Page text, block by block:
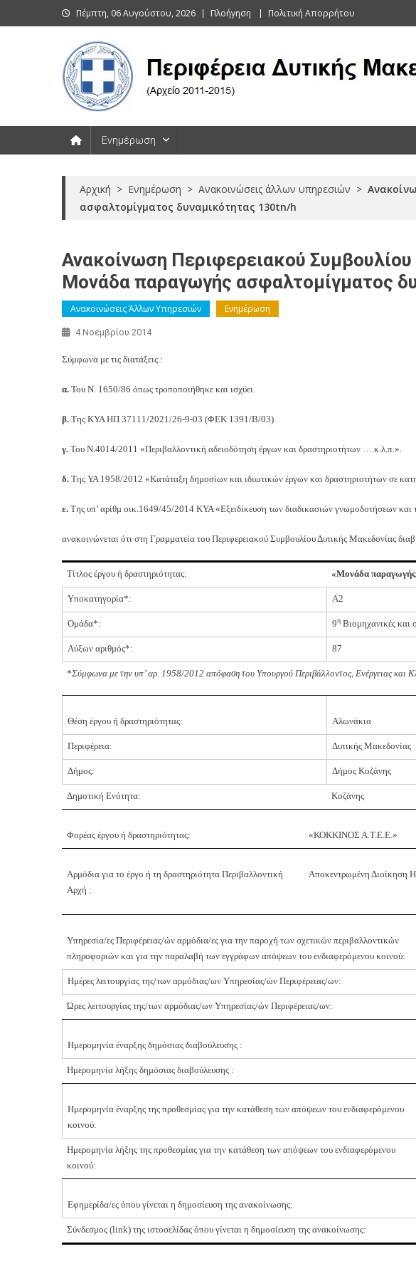
to
Πέμπτη, 06 Αυγούστου, 2026 Πλοήγηση Πολιτική Απορρήτου
Περιφέρεια Δυτικής Μακεδονίας (Αρχείο
Ενημέρωση
Αρχική > Ενημέρωση > Ανακοινώσεις άλλων υπηρεσιών >
ασφαλτομίγματος δυναμικότητας 130tn/h
Ανακοίνωση Περιφερειακού Συμβουλίου
Μονάδα παραγωγής ασφαλτομίγματος
Ανακοινώσεις Άλλων Υπηρεσιών Ενημέρωση
4 Νοεμβρίου 2014
Σύμφωνα με τις διατάξεις :
α. Του Ν. 1650/86 όπως τροποποιήθηκε και ισχύει.
β. Της ΚΥΑ ΗΠ 37111/2021/26-9-03 (ΦΕΚ 1391/Β/03).
γ. Του Ν.4014/2011 «Περιβαλλοντική αδειοδότηση έργων και δραστηριοτήτων ….κ.λ.π.».
δ. Της ΥΑ 1958/2012 «Κατάταξη δημοσίων και ιδιωτικών έργων και δραστηριοτήτων σε
ε. Της υπ’ αρίθμ οικ.1649/45/2014 ΚΥΑ «Εξειδίκευση των διαδικασιών γνωμοδοτήσεων
ανακοινώνεται ότι στη Γραμματεία του Περιφερειακού Συμβουλίου Δυτικής Μακεδονίας
Τίτλος έργου ή δραστηριότητας: «Μονάδα παραγωγής
Υποκατηγορία*: A2
Ομάδα*: 9η Βιομηχανικές και
Αύξων αριθμός*: 87
*Σύμφωνα με την υπ’ αρ. 1958/2012 απόφαση του Υπουργού Περιβάλλοντος, Ενέργειας και
Θέση έργου ή δραστηριότητας: Αλωνάκια
Περιφέρεια: Δυτικής Μακεδονίας
Δήμος: Δήμος Κοζάνης
Δημοτική Ενότητα: Κοζάνης
Φορέας έργου ή δραστηριότητας: «ΚΟΚΚΙΝΟΣ Α.Τ.Ε.Ε.»
Αρμόδια για το έργο ή τη δραστηριότητα Περιβαλλοντική
Αρχή :
Αποκεντρωμένη Διοίκηση
Υπηρεσία/ες Περιφέρειας/ών αρμόδια/ες για την παροχή των σχετικών περιβαλλοντικών
πληροφοριών και για την παραλαβή των εγγράφων απόψεων του ενδιαφερόμενου κοινού:
Ημέρες λειτουργίας της/των αρμόδιας/ων Υπηρεσίας/ών Περιφέρειας/ων:
Ώρες λειτουργίας της/των αρμόδιας/ων Υπηρεσίας/ών Περιφέρειας/ων:
Ημερομηνία έναρξης δημόσιας διαβούλευσης :
Ημερομηνία λήξης δημόσιας διαβούλευσης :
Ημερομηνία έναρξης της προθεσμίας για την κατάθεση των απόψεων του ενδιαφερόμενου
κοινού:
Ημερομηνία λήξης της προθεσμίας για την κατάθεση των απόψεων του ενδιαφερόμενου
κοινού:
Εφημερίδα/ες όπου γίνεται η δημοσίευση της ανακοίνωσης:
Σύνδεσμος (link) της ιστοσελίδας όπου γίνεται η δημοσίευση της ανακοίνωσης: